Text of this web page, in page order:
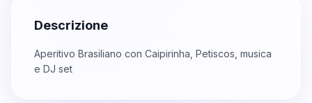
Descrizione
Aperitivo Brasiliano con Caipirinha, Petiscos, musica
e DJ set